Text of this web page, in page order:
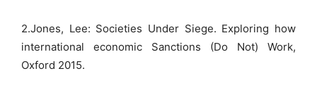
2.Jones, Lee: Societies Under Siege. Exploring how
international economic Sanctions (Do Not) Work,
Oxford 2015.